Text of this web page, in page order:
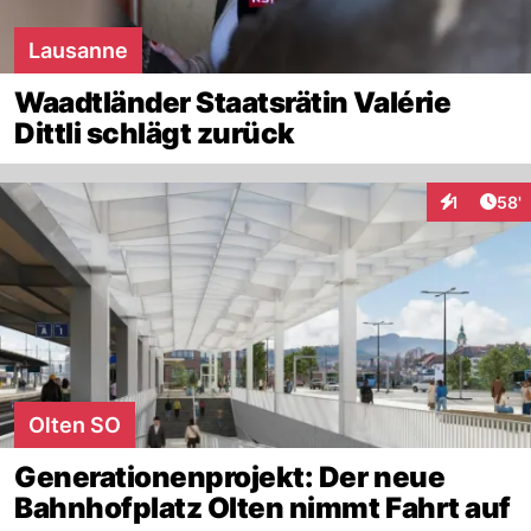
Lausanne
Waadtländer Staatsrätin Valérie
Dittli schlägt zurück
1 58'
Olten SO
Generationenprojekt: Der neue
Bahnhofplatz Olten nimmt Fahrt auf